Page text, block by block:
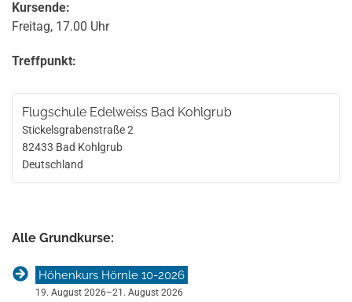
Kursende:
Freitag, 17.00 Uhr
Treffpunkt:
Flugschule Edelweiss Bad Kohlgrub
Stickelsgrabenstraße 2
82433 Bad Kohlgrub
Deutschland
Alle Grundkurse:
Höhenkurs Hörnle 10-2026
19. August 2026–21. August 2026